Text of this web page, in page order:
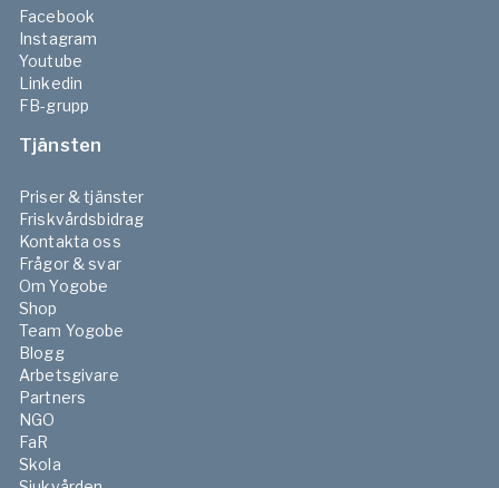
Facebook
Instagram
Youtube
Linkedin
FB-grupp
Tjänsten
Priser & tjänster
Friskvårdsbidrag
Kontakta oss
Frågor & svar
Om Yogobe
Shop
Team Yogobe
Blogg
Arbetsgivare
Partners
NGO
FaR
Skola